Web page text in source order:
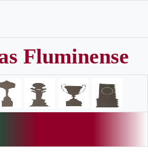
Fluminense